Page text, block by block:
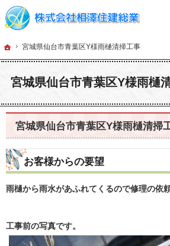
ホーム
宮城県仙台市青葉区Y様雨樋清掃工事
宮城県仙台市青葉区Y様雨樋
確かな技術と信頼。宮城県仙台市の塗装・リフォー
宮城県仙台市の塗装・リフォームなら工務店の相澤住
宮城県仙台市青葉区Y様雨樋清掃
お客様からの要望
雨樋から雨水があふれてくるので修理の依頼
工事前の写真です。